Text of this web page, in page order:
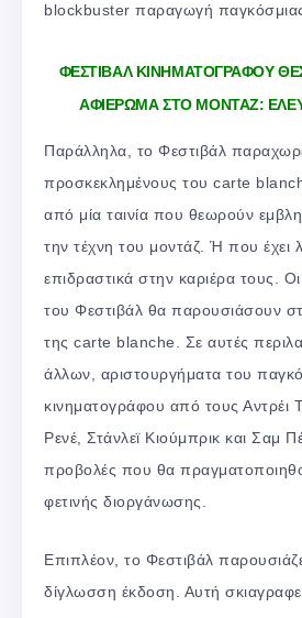
blockbuster παραγωγή
ΦΕΣΤΙΒΑΛ ΚΙΝΗΜΑΤΟΓΡΑΦΟΥ
ΑΦΙΕΡΩΜΑ ΣΤΟ ΜΟΝΤΑΖ:
Παράλληλα, το Φεστιβάλ
προσκεκλημένους του carte
από μία ταινία που θεωρούν
την τέχνη του μοντάζ. Ή που έχει
επιδραστικά στην καριέρα τους.
του Φεστιβάλ θα παρουσιάσουν στο
της carte blanche. Σε αυτές
άλλων, αριστουργήματα του
κινηματογράφου από τους Αντρέι
Ρενέ, Στάνλεϊ Κιούμπρικ και Σαμ
προβολές που θα
φετινής διοργάνωσης.
Επιπλέον, το Φεστιβάλ
δίγλωσση έκδοση. Αυτή